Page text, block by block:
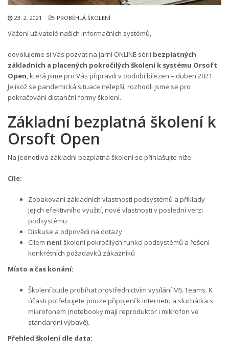
23. 2. 2021 PROBĚHLÁ ŠKOLENÍ
Vážení uživatelé našich informačních systémů,
dovolujeme si Vás pozvat na jarní ONLINE sérii bezplatných
základních a placených pokročilých školení k systému Orsoft
Open, která jsme pro Vás připravili v období březen – duben 2021.
Jelikož se pandemická situace nelepší, rozhodli jsme se pro
pokračování distanční formy školení.
Základní bezplatná školení k
Orsoft Open
Na jednotlivá základní bezplatná školení se přihlašujte níže.
Cíle:
Zopakování základních vlastností podsystémů a příklady
jejich efektivního využití, nové vlastnosti v poslední verzi
podsystému
Diskuse a odpovědi na dotazy
Cílem neníškolení pokročilých funkcí podsystémů a řešení
konkrétních požadavků zákazníků
Místo a čas konání:
Školení bude probíhat prostřednictvím vysílání MS Teams. K
účasti potřebujete pouze připojení k internetu a sluchátka s
mikrofonem (notebooky mají reproduktor i mikrofon ve
standardní výbavě).
Přehled školení dle data: